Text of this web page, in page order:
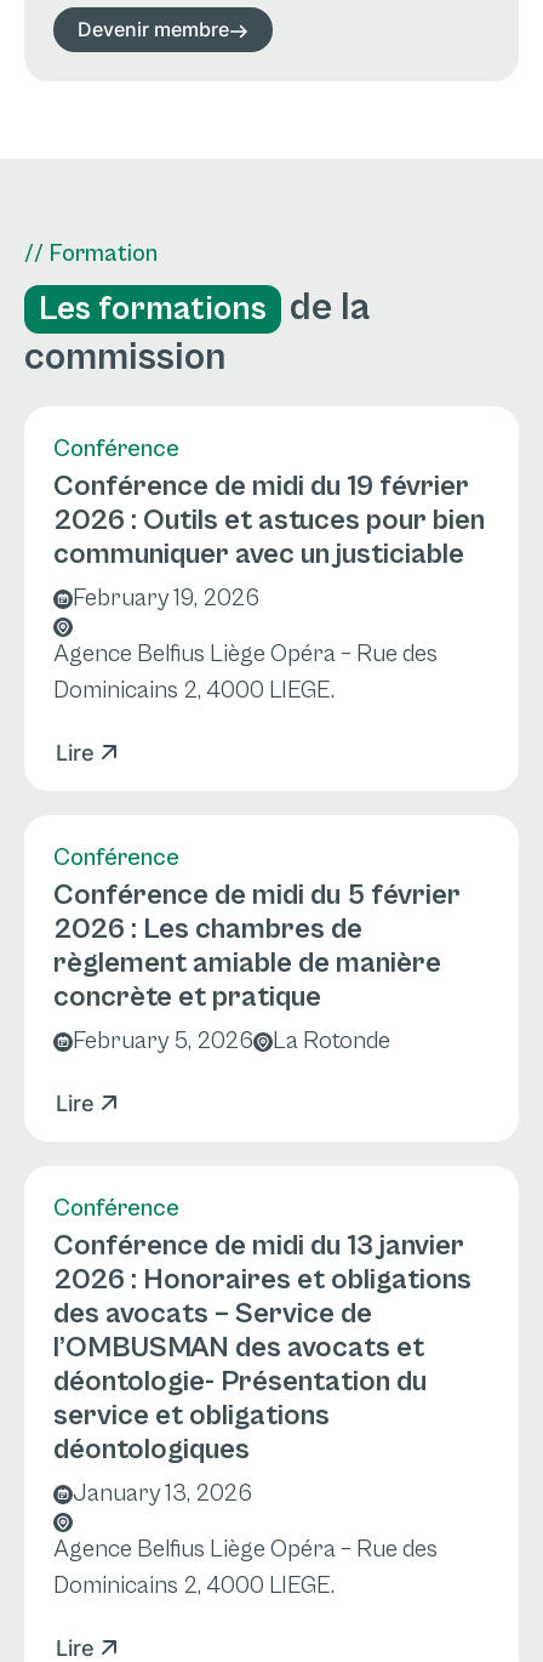
Devenir membre
// Formation
Les formations
de la
commission
Conférence
Conférence de midi du 19 février
2026 : Outils et astuces pour bien
communiquer avec un justiciable
February 19, 2026
Agence Belfius Liège Opéra – Rue des
Dominicains 2, 4000 LIEGE.
Lire
Conférence
Conférence de midi du 5 février
2026 : Les chambres de
règlement amiable de manière
concrète et pratique
February 5, 2026 La Rotonde
Lire
Conférence
Conférence de midi du 13 janvier
2026 : Honoraires et obligations
des avocats – Service de
l’OMBUSMAN des avocats et
déontologie- Présentation du
service et obligations
déontologiques
January 13, 2026
Agence Belfius Liège Opéra – Rue des
Dominicains 2, 4000 LIEGE.
Lire